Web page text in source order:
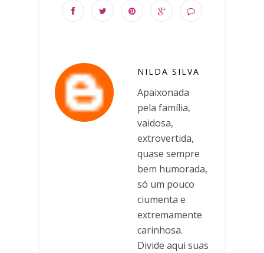
NILDA SILVA
Apaixonada
pela família,
vaidosa,
extrovertida,
quase sempre
bem humorada,
só um pouco
ciumenta e
extremamente
carinhosa.
Divide aqui suas